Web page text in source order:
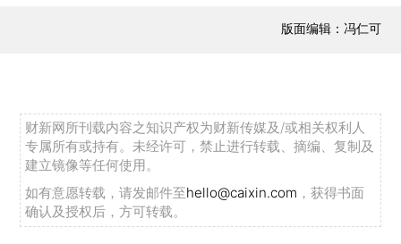
版面编辑：冯仁可
财新网所刊载内容之知识产权为财新传媒及/或相关权利人
专属所有或持有。未经许可，禁止进行转载、摘编、复制及
建立镜像等任何使用。
如有意愿转载，请发邮件至hello@caixin.com ，获得书面
确认及授权后，方可转载。